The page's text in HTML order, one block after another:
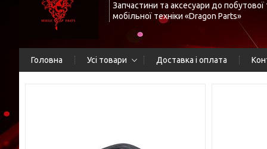
Запчастини та аксесуари до побутової
мобільної техніки «Dragon Parts»
Головна Усі товари Доставка і оплата